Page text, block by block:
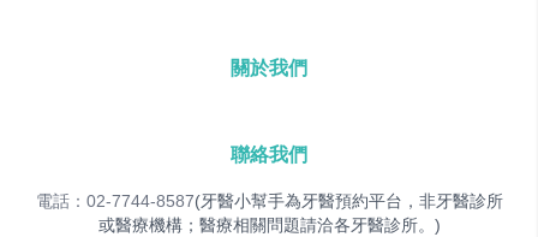
關於我們
聯絡我們
電話：02-7744-8587(牙醫小幫手為牙醫預約平台，非牙醫診所
或醫療機構；醫療相關問題請洽各牙醫診所。)